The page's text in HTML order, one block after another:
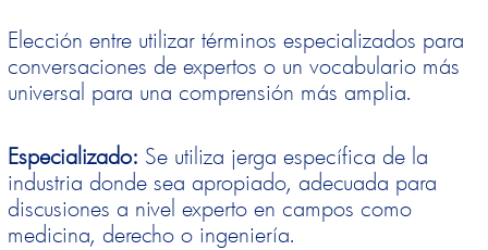
Elección entre utilizar términos especializados para
conversaciones de expertos o un vocabulario más
universal para una comprensión más amplia.
Especializado: Se utiliza jerga específica de la
industria donde sea apropiado, adecuada para
discusiones a nivel experto en campos como
medicina, derecho o ingeniería.